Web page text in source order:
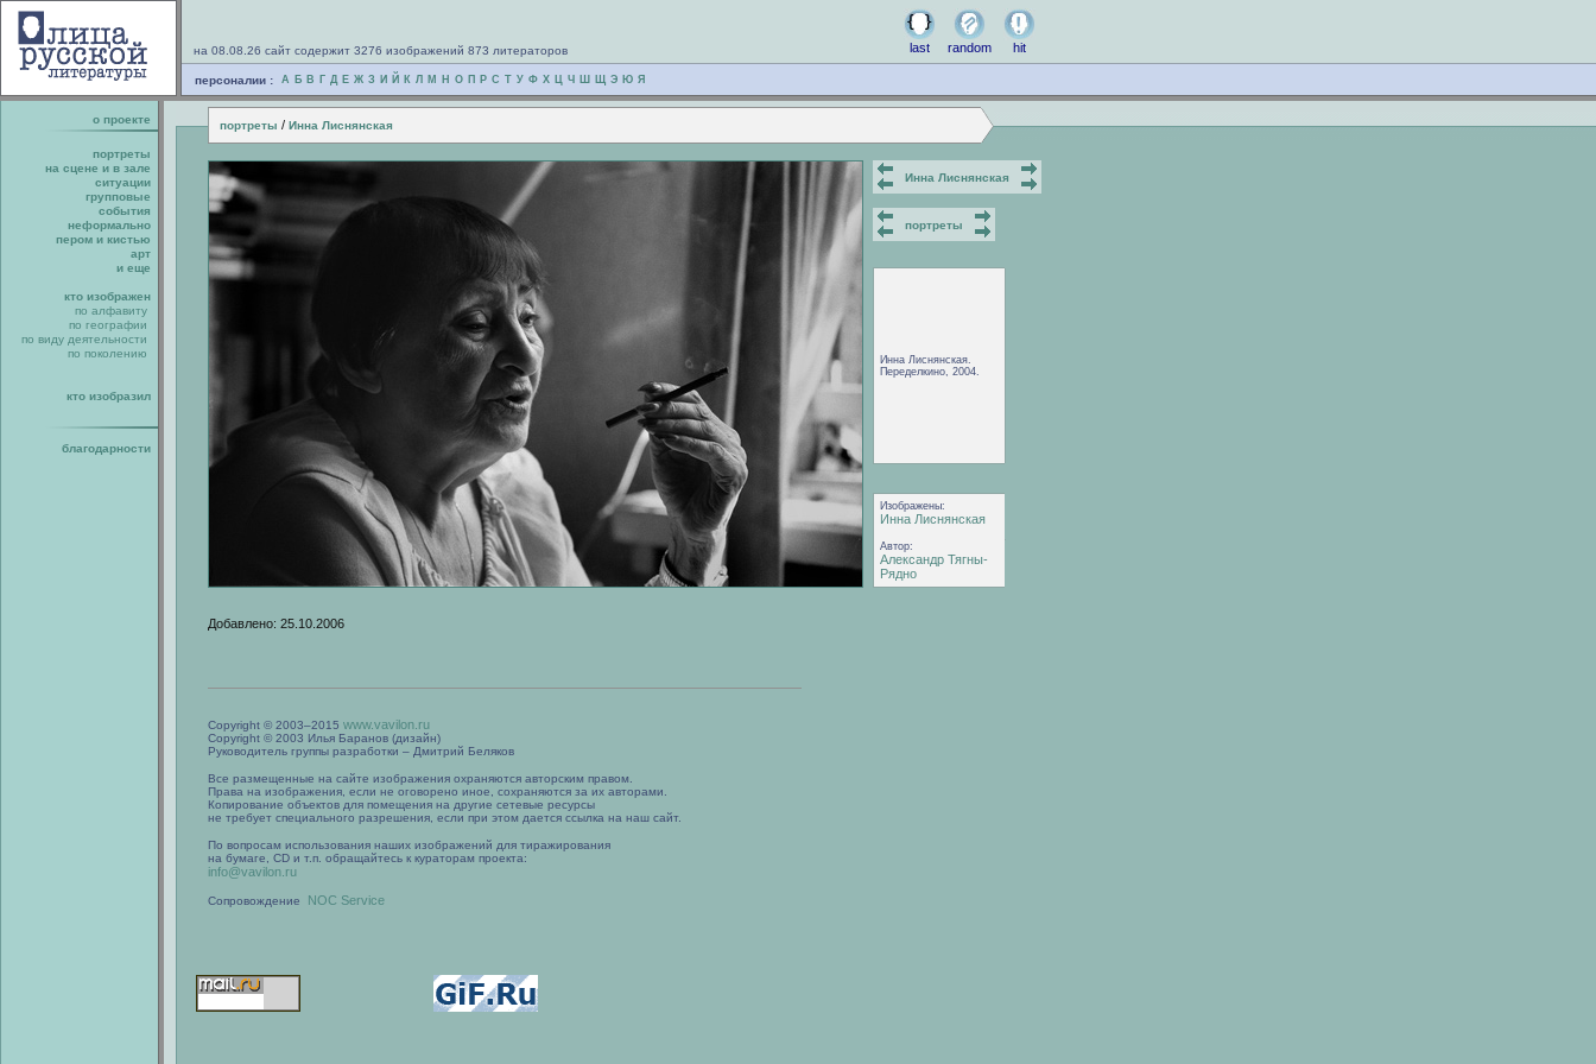
на 08.08.26 сайт содержит 3276 изображений 873 литераторов last random hit
персоналии : А Б В Г Д Е Ж З И Й К Л М Н О П Р С Т У Ф Х Ц Ч Ш Щ Э Ю Я
о проекте портреты / Инна Лиснянская
портреты
на сцене и в зале
ситуации
групповые
события
неформально
пером и кистью
арт
и еще
кто изображен
по алфавиту
по географии
по виду деятельности
по поколению
кто изобразил
благодарности
Инна Лиснянская
портреты
Инна Лиснянская.
Переделкино, 2004.
Изображены:
Инна Лиснянская
Автор:
Александр Тягны-
Рядно
Добавлено: 25.10.2006
Copyright © 2003–2015 www.vavilon.ru
Copyright © 2003 Илья Баранов (дизайн)
Руководитель группы разработки – Дмитрий Беляков
Все размещенные на сайте изображения охраняются авторским правом.
Права на изображения, если не оговорено иное, сохраняются за их авторами.
Копирование объектов для помещения на другие сетевые ресурсы
не требует специального разрешения, если при этом дается ссылка на наш сайт.
По вопросам использования наших изображений для тиражирования
на бумаге, CD и т.п. обращайтесь к кураторам проекта:
info@vavilon.ru
Сопровождение NOC Service